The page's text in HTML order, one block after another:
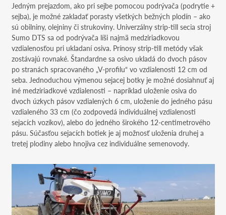
Jedným prejazdom, ako pri sejbe pomocou podrývača (podrytie +
sejba), je možné zakladať porasty všetkých bežných plodín – ako
sú obilniny, olejniny či strukoviny. Univerzálny strip-till secia stroj
Sumo DTS sa od podrývača líši najmä medziriadkovou
vzdialenosťou pri ukladaní osiva. Prínosy strip-till metódy však
zostávajú rovnaké. Štandardne sa osivo ukladá do dvoch pásov
po stranách spracovaného „V-profilu“ vo vzdialenosti 12 cm od
seba. Jednoduchou výmenou sejacej botky je možné dosiahnuť aj
iné medziriadkové vzdialenosti – napríklad uloženie osiva do
dvoch úzkych pásov vzdialených 6 cm, uloženie do jedného pásu
vzdialeného 33 cm (čo zodpovedá individuálnej vzdialenosti
sejacích vozíkov), alebo do jedného širokého 12-centimetrového
pásu. Súčasťou sejacích botiek je aj možnosť uloženia druhej a
tretej plodiny alebo hnojiva cez individuálne semenovody.